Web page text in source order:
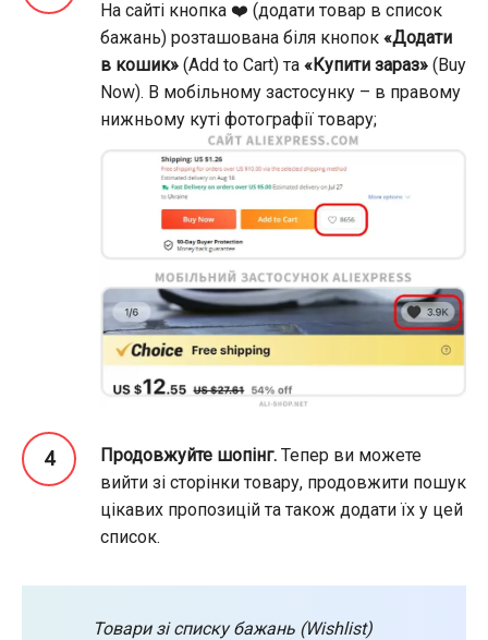
На сайті кнопка ❤️ (додати товар в список
бажань) розташована біля кнопок «Додати
в кошик» (Add to Cart) та «Купити зараз» (Buy
Now). В мобільному застосунку – в правому
нижньому куті фотографії товару;
Продовжуйте шопінг. Тепер ви можете
вийти зі сторінки товару, продовжити пошук
цікавих пропозицій та також додати їх у цей
список.
Товари зі списку бажань (Wishlist)